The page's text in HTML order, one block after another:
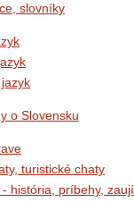
slovníky
o Slovensku
turistické chaty
história, príbehy,